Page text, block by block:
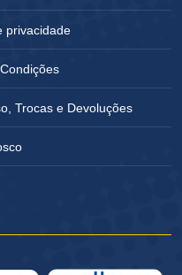
privacidade
Trocas e Devoluções